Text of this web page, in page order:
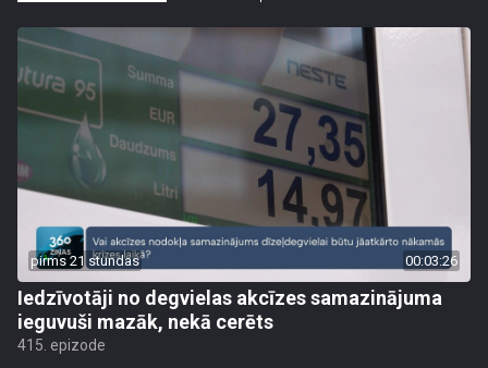
pirms 21 stundas 00:03:26
Iedzīvotāji no degvielas akcīzes samazinājuma
ieguvuši mazāk, nekā cerēts
415. epizode